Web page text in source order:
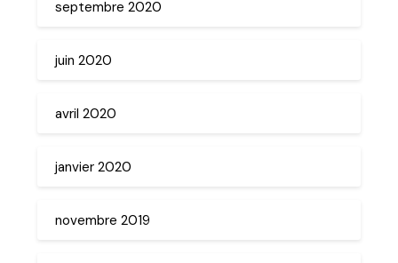
septembre 2020
juin 2020
avril 2020
janvier 2020
novembre 2019